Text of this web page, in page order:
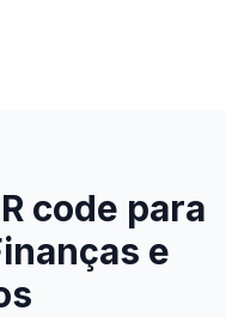
code para
e